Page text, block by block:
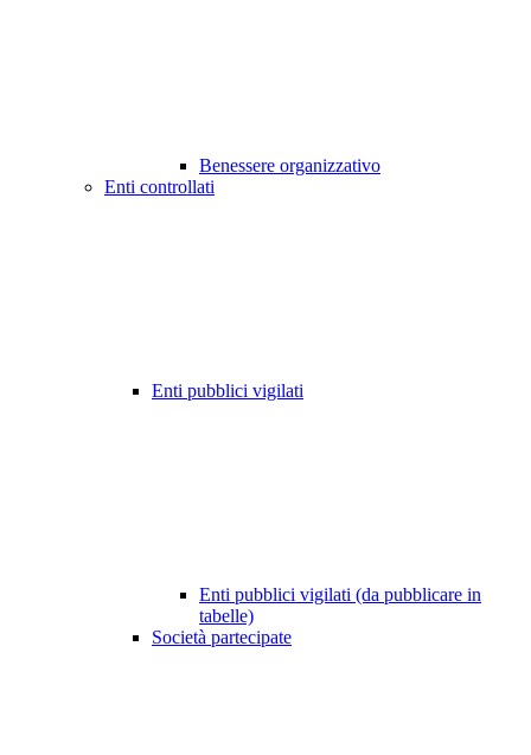
Benessere organizzativo
Enti controllati
Enti pubblici vigilati
Enti pubblici vigilati (da pubblicare in
tabelle)
Società partecipate